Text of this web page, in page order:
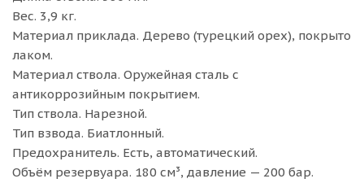
Вес. 3,9 кг.
Материал приклада. Дерево (турецкий орех), покрыто
лаком.
Материал ствола. Оружейная сталь с
антикоррозийным покрытием.
Тип ствола. Нарезной.
Тип взвода. Биатлонный.
Предохранитель. Есть, автоматический.
Объём резервуара. 180 см³, давление — 200 бар.